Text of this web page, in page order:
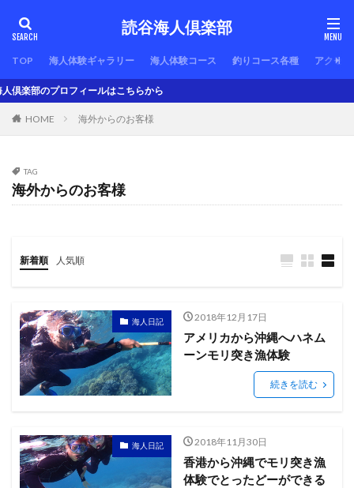
読谷海人倶楽部
TOP 海人体験ギャラリー 海人体験コース 釣りコース各種 アクセス
倶楽部のプロフィールはこちらから
HOME 海外からのお客様
TAG
海外からのお客様
新着順 人気順
海人日記 2018年12月17日
アメリカから沖縄へハネム
ーンモリ突き漁体験
続きを読む
海人日記 2018年11月30日
香港から沖縄でモリ突き漁
体験でとったどーができる